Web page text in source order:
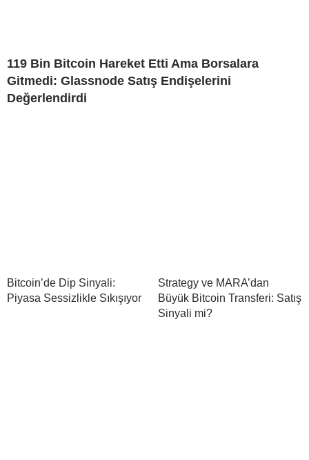
119 Bin Bitcoin Hareket Etti Ama Borsalara
Gitmedi: Glassnode Satış Endişelerini
Değerlendirdi
Bitcoin’de Dip Sinyali:
Piyasa Sessizlikle Sıkışıyor
Strategy ve MARA’dan
Büyük Bitcoin Transferi: Satış
Sinyali mi?